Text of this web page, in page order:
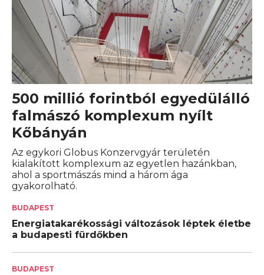
500 millió forintból egyedülálló
falmászó komplexum nyílt
Kőbányán
Az egykori Globus Konzervgyár területén
kialakított komplexum az egyetlen hazánkban,
ahol a sportmászás mind a három ága
gyakorolható.
BUDAPEST
Energiatakarékossági változások léptek életbe
a budapesti fürdőkben
BUDAPEST